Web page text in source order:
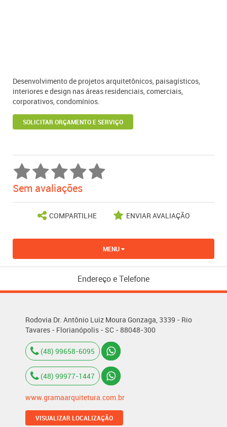
Desenvolvimento de projetos arquitetônicos, paisagísticos,
interiores e design nas áreas residenciais, comerciais,
corporativos, condomínios.
SOLICITAR ORÇAMENTO E SERVIÇO
Sem avaliações
COMPARTILHE ENVIAR AVALIAÇÃO
MENU
Endereço e Telefone
Rodovia Dr. Antônio Luiz Moura Gonzaga, 3339 - Rio
Tavares - Florianópolis - SC - 88048-300
(48) 99658-6095
(48) 99977-1447
www.gramaarquitetura.com.br
VISUALIZAR LOCALIZAÇÃO